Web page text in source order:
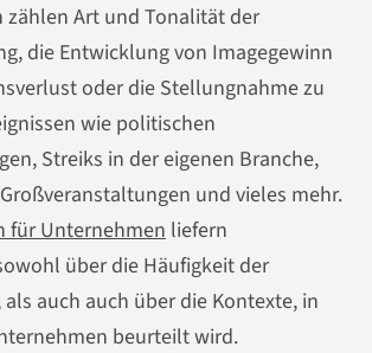
zählen Art und Tonalität der
die Entwicklung von Imagegewinn
oder die Stellungnahme zu
wie politischen
Streiks in der eigenen Branche,
und vieles mehr.
für Unternehmen liefern
über die Häufigkeit der
auch auch über die Kontexte, in
beurteilt wird.